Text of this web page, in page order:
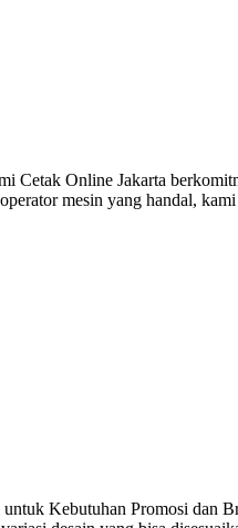
Cetak Online Jakarta
mesin yang handal,
Kebutuhan Promosi dan